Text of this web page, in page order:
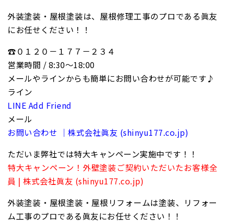
外装塗装・屋根塗装は、屋根修理工事のプロである眞友
にお任せください！！
☎０１２０－１７７－２３４
営業時間 / 8:30〜18:00
メールやラインからも簡単にお問い合わせが可能です♪
ライン
LINE Add Friend
メール
お問い合わせ ｜株式会社眞友 (shinyu177.co.jp)
ただいま弊社では特大キャンペーン実施中です！！
特大キャンペーン！外壁塗装ご契約いただいたお客様全
員 | 株式会社眞友 (shinyu177.co.jp)
外装塗装・屋根塗装・屋根リフォームは塗装、リフォー
ム工事のプロである眞友にお任せください！！